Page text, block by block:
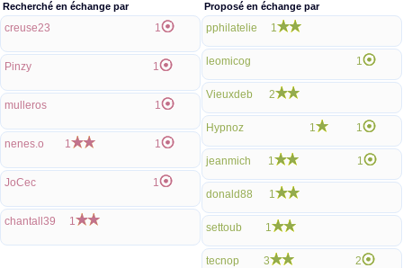
Recherché en échange par
creuse23 1
Pinzy 1
mulleros 1
nenes.o 1 1
JoCec 1
chantall39 1
Proposé en échange par
pphilatelie 1
leomicog 1
Vieuxdeb 2
Hypnoz 1 1
jeanmich 1 1
donald88 1
settoub 1
tecnop 3 2